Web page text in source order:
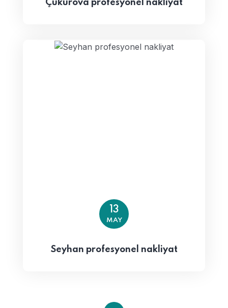
Çukurova profesyonel nakliyat
13
MAY
Seyhan profesyonel nakliyat